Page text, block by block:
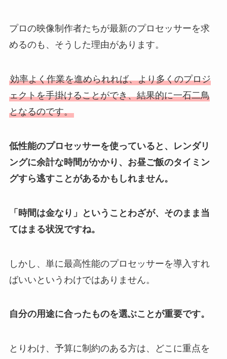
プロの映像制作者たちが最新のプロセッサーを求
めるのも、そうした理由があります。
効率よく作業を進められれば、より多くのプロジ
ェクトを手掛けることができ、結果的に一石二鳥
となるのです。
低性能のプロセッサーを使っていると、レンダリ
ングに余計な時間がかかり、お昼ご飯のタイミン
グすら逃すことがあるかもしれません。
「時間は金なり」ということわざが、そのまま当
てはまる状況ですね。
しかし、単に最高性能のプロセッサーを導入すれ
ばいいというわけではありません。
自分の用途に合ったものを選ぶことが重要です。
とりわけ、予算に制約のある方は、どこに重点を